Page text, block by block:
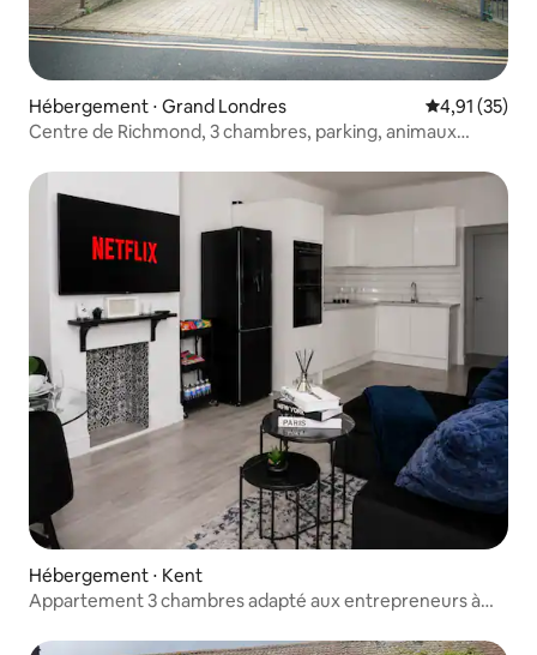
Hébergement ⋅ Grand Londres Évaluation
4,91 (35)
Centre de Richmond, 3 chambres, parking, animaux
Hébergement ⋅ Kent
Appartement 3 chambres adapté aux entrepreneurs à